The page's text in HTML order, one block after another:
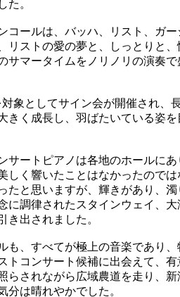
た。
ールは、バッハ、リスト、ガ
リストの愛の夢と、しっとりと
サマータイムをノリノリの演奏
象としてサイン会が開催され、
きく成長し、羽ばたいている姿
ートピアノは各地のホールに
しく響いたことはなかったので
たと思いますが、輝きがあり、濁
調律されたスタインウェイ、
き出されました。
、すべてが極上の音楽であり
トコンサート候補に出会えて、有
されながら広域農道を走り、
分は晴れやかでした。